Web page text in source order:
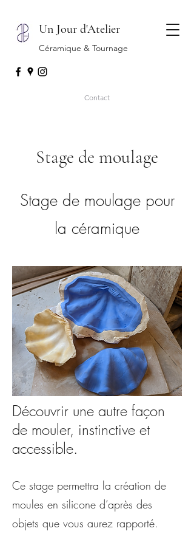
Un Jour d'Atelier
Céramique & Tournage
Contact
Stage de moulage
Stage de moulage pour
la céramique
Découvrir une autre façon
de mouler, instinctive et
accessible.
Ce stage permettra la création de
moules en silicone d’après des
objets que vous aurez rapporté.